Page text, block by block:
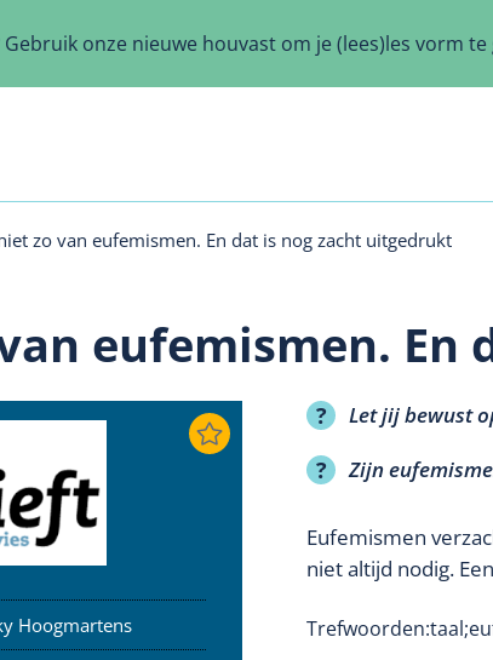
onze nieuwe houvast om je (lees)les vorm te
zo van eufemismen. En dat is nog zacht uitgedrukt
eufemismen.
Hoogmartens
Let jij bewust
Zijn
Eufemismen
niet altijd nodig.
Trefwoorden:taal;